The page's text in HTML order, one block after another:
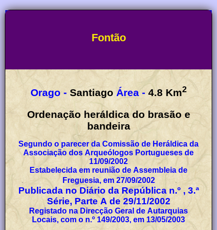
Fontão
Orago - Santiago Área - 4.8 Km2
Ordenação heráldica do brasão e
bandeira
Segundo o parecer da Comissão de Heráldica da
Associação dos Arqueólogos Portugueses de
11/09/2002
Estabelecida em reunião de Assembleia de
Freguesia, em 27/09/2002
Publicada no Diário da República n.º , 3.ª
Série, Parte A de 29/11/2002
Registado na Direcção Geral de Autarquias
Locais, com o n.º 149/2003, em 13/05/2003